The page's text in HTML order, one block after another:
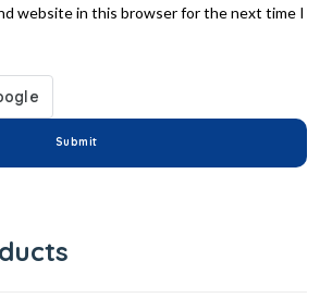
website in this browser for the next time I